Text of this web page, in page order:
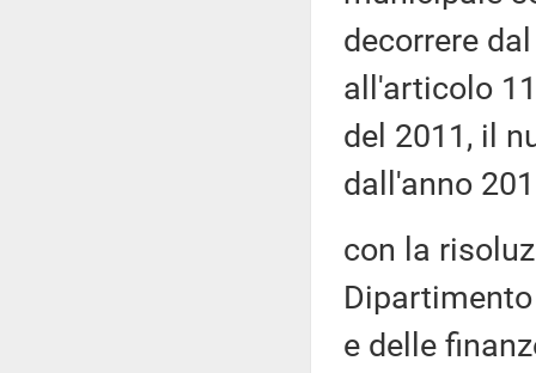
decorrere
all'articolo
del 2011, il
dall'anno
con la
e delle